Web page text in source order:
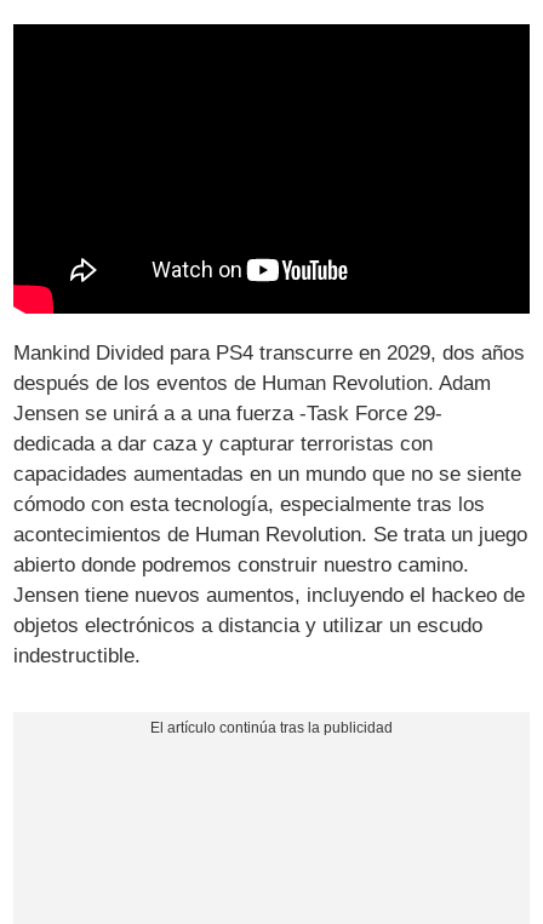
Mankind Divided para PS4 transcurre en 2029, dos años
después de los eventos de Human Revolution. Adam
Jensen se unirá a a una fuerza -Task Force 29-
dedicada a dar caza y capturar terroristas con
capacidades aumentadas en un mundo que no se siente
cómodo con esta tecnología, especialmente tras los
acontecimientos de Human Revolution. Se trata un juego
abierto donde podremos construir nuestro camino.
Jensen tiene nuevos aumentos, incluyendo el hackeo de
objetos electrónicos a distancia y utilizar un escudo
indestructible.